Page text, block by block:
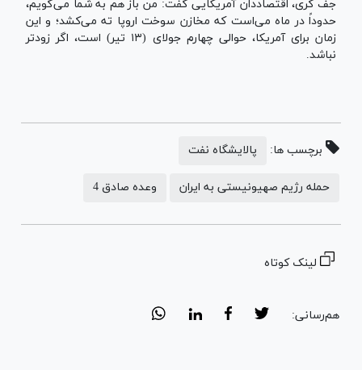
جف کری، اقتصاددان آمریکایی گفت: من باز هم به شما می‌گویم،
حدوداً در ماه می‌است که مخازن سوخت اروپا ته می‌کشد؛ و این
زمان برای آمریکا، حوالی چهارم جولای (۱۳ تیر) است، اگر زودتر
نباشد.
برچسب ها: پالایشگاه نفت
حمله رژیم صهیونیستی به ایران وعده صادق 4
لینک کوتاه
هم‌رسانی: